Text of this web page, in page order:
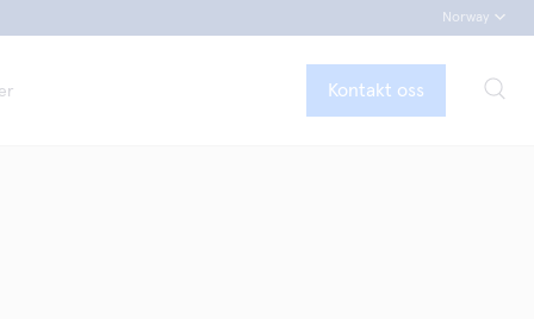
Norway
Kontakt oss